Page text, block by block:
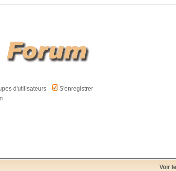
d'utilisateurs
S'enregistrer
Voir